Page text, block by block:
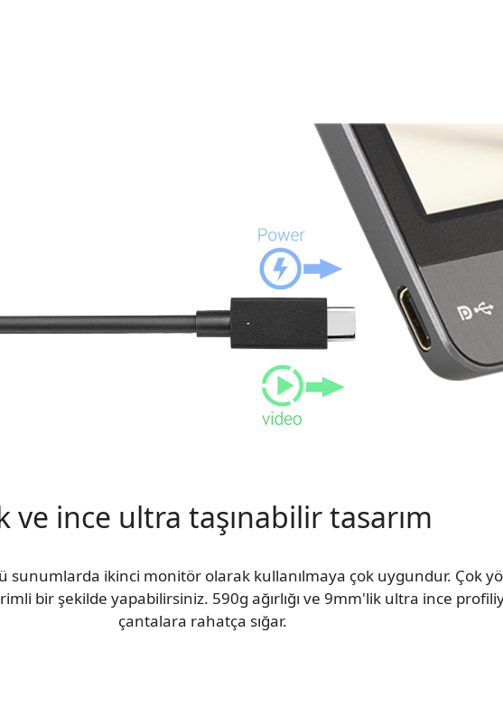
ve ince ultra taşınabilir tasarım
sunumlarda ikinci monitör olarak kullanılmaya çok uygundur. Çok
bir şekilde yapabilirsiniz. 590g ağırlığı ve 9mm'lik ultra ince
çantalara rahatça sığar.